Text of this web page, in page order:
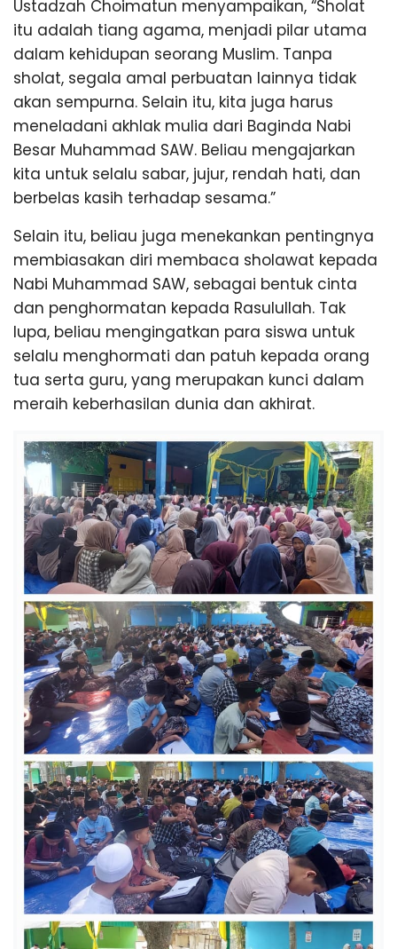
Ustadzah Choimatun menyampaikan, “Sholat
itu adalah tiang agama, menjadi pilar utama
dalam kehidupan seorang Muslim. Tanpa
sholat, segala amal perbuatan lainnya tidak
akan sempurna. Selain itu, kita juga harus
meneladani akhlak mulia dari Baginda Nabi
Besar Muhammad SAW. Beliau mengajarkan
kita untuk selalu sabar, jujur, rendah hati, dan
berbelas kasih terhadap sesama.”
Selain itu, beliau juga menekankan pentingnya
membiasakan diri membaca sholawat kepada
Nabi Muhammad SAW, sebagai bentuk cinta
dan penghormatan kepada Rasulullah. Tak
lupa, beliau mengingatkan para siswa untuk
selalu menghormati dan patuh kepada orang
tua serta guru, yang merupakan kunci dalam
meraih keberhasilan dunia dan akhirat.